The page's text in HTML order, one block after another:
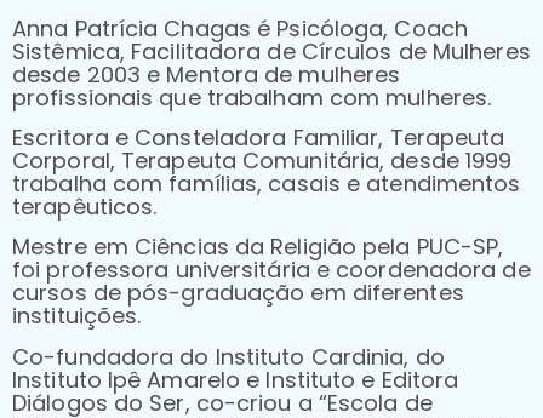
Anna Patrícia Chagas é Psicóloga, Coach
Sistêmica, Facilitadora de Círculos de Mulheres
desde 2003 e Mentora de mulheres
profissionais que trabalham com mulheres.
Escritora e Consteladora Familiar, Terapeuta
Corporal, Terapeuta Comunitária, desde 1999
trabalha com famílias, casais e atendimentos
terapêuticos.
Mestre em Ciências da Religião pela PUC-SP,
foi professora universitária e coordenadora de
cursos de pós-graduação em diferentes
instituições.
Co-fundadora do Instituto Cardinia, do
Instituto Ipê Amarelo e Instituto e Editora
Diálogos do Ser, co-criou a “Escola de